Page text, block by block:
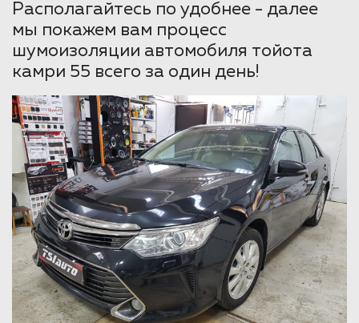
Располагайтесь по удобнее - далее
мы покажем вам процесс
шумоизоляции автомобиля тойота
камри 55 всего за один день!